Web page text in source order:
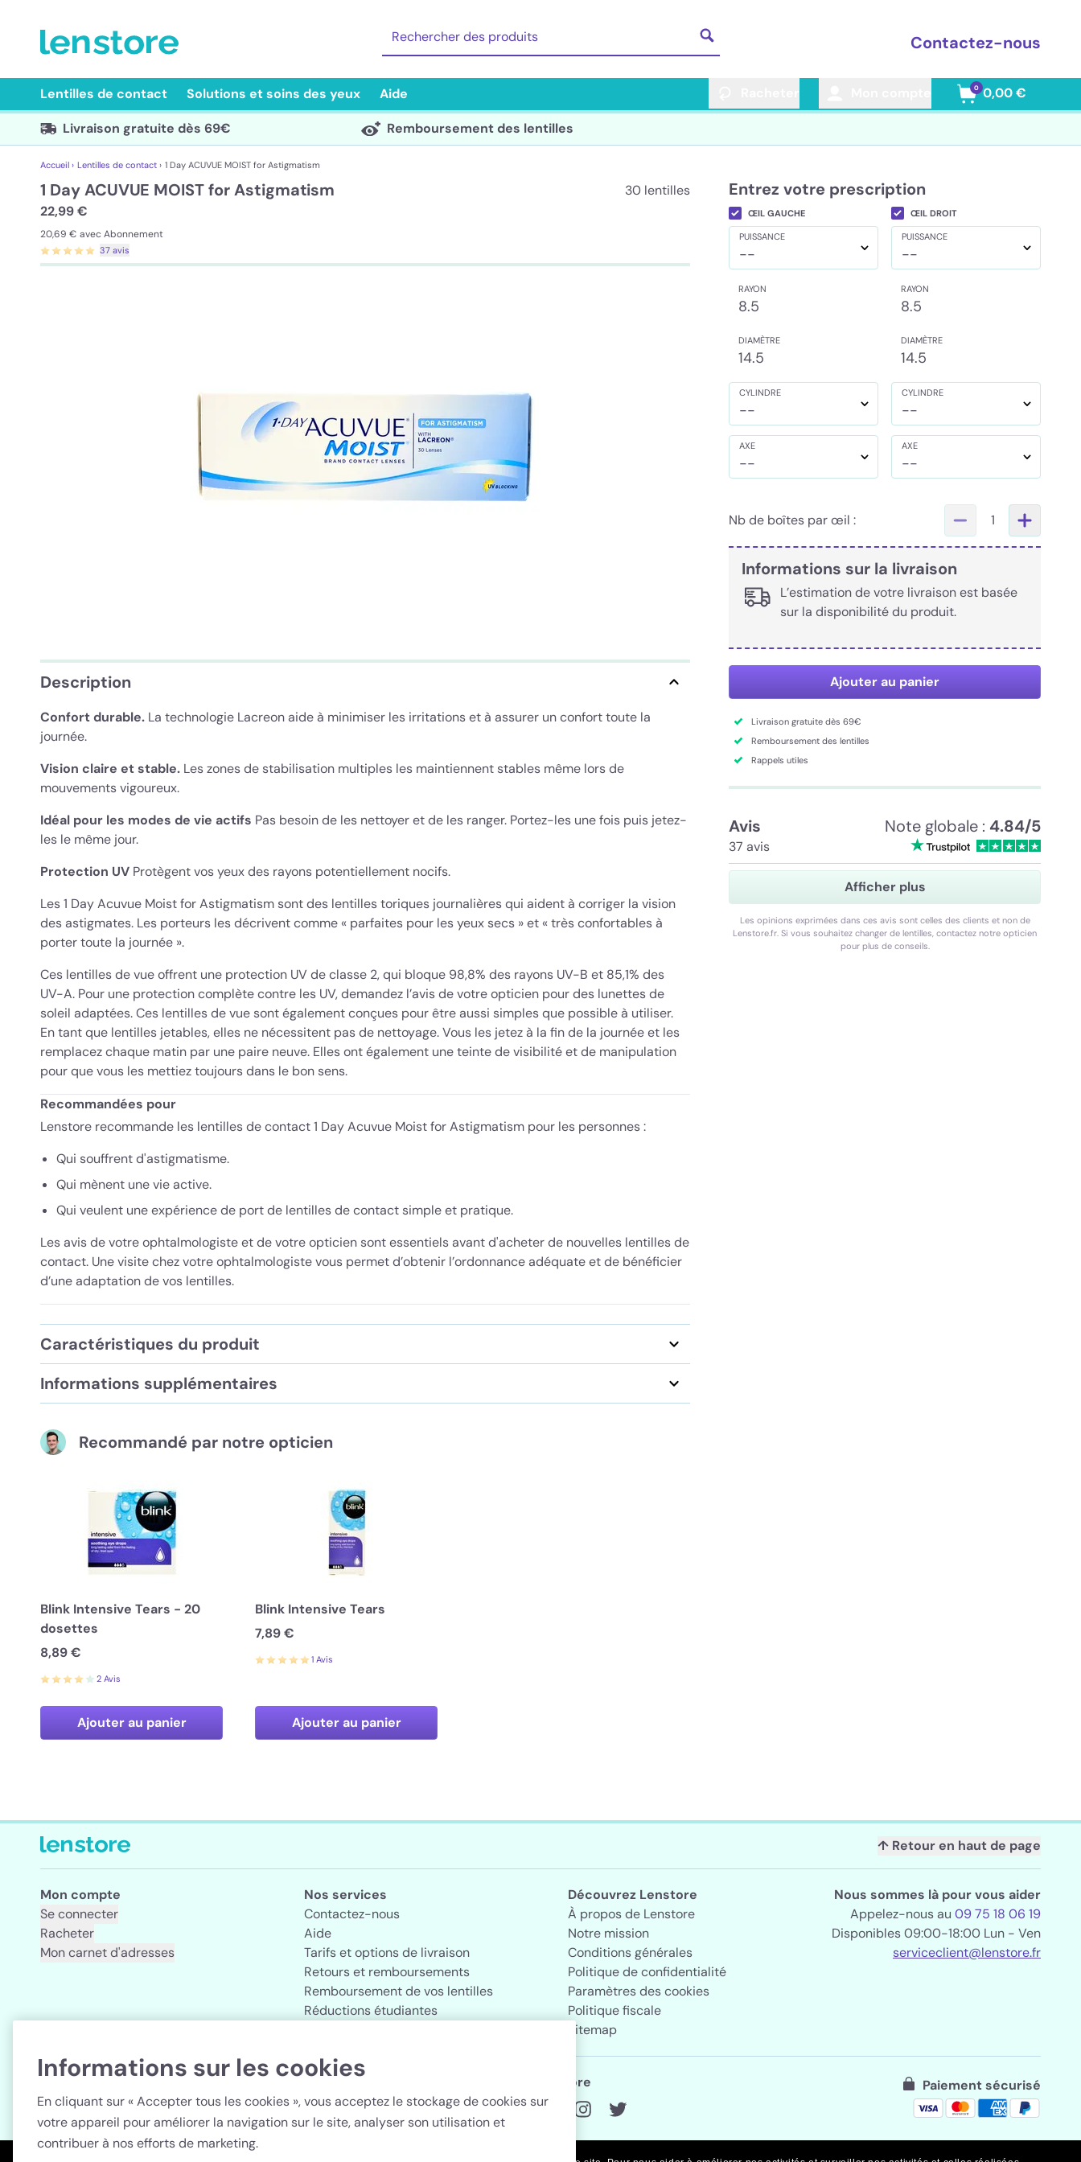
Contactez-nous
Lentilles de contact Solutions et soins des yeux Aide 0 0,00 €
Livraison gratuite dès 69€ Remboursement des lentilles
Accueil › Lentilles de contact › 1 Day ACUVUE MOIST for Astigmatism
1 Day ACUVUE MOIST for Astigmatism
22,99 €
20,69 € avec Abonnement
37 avis
30 lentilles
Description
Confort durable. La technologie Lacreon aide à minimiser les irritations et à assurer un confort toute la
journée.
Vision claire et stable. Les zones de stabilisation multiples les maintiennent stables même lors de
mouvements vigoureux.
Idéal pour les modes de vie actifs Pas besoin de les nettoyer et de les ranger. Portez-les une fois puis jetez-
les le même jour.
Protection UV Protègent vos yeux des rayons potentiellement nocifs.
Les 1 Day Acuvue Moist for Astigmatism sont des lentilles toriques journalières qui aident à corriger la vision
des astigmates. Les porteurs les décrivent comme « parfaites pour les yeux secs » et « très confortables à
porter toute la journée ».
Ces lentilles de vue offrent une protection UV de classe 2, qui bloque 98,8% des rayons UV-B et 85,1% des
UV-A. Pour une protection complète contre les UV, demandez l’avis de votre opticien pour des lunettes de
soleil adaptées. Ces lentilles de vue sont également conçues pour être aussi simples que possible à utiliser.
En tant que lentilles jetables, elles ne nécessitent pas de nettoyage. Vous les jetez à la fin de la journée et les
remplacez chaque matin par une paire neuve. Elles ont également une teinte de visibilité et de manipulation
pour que vous les mettiez toujours dans le bon sens.
Recommandées pour
Lenstore recommande les lentilles de contact 1 Day Acuvue Moist for Astigmatism pour les personnes :
Qui souffrent d'astigmatisme.
Qui mènent une vie active.
Qui veulent une expérience de port de lentilles de contact simple et pratique.
Les avis de votre ophtalmologiste et de votre opticien sont essentiels avant d'acheter de nouvelles lentilles de
contact. Une visite chez votre ophtalmologiste vous permet d’obtenir l’ordonnance adéquate et de bénéficier
d’une adaptation de vos lentilles.
Caractéristiques du produit
Informations supplémentaires
Recommandé par notre opticien
Blink Intensive Tears - 20
dosettes
8,89 €
2 Avis
Ajouter au panier
Blink Intensive Tears
7,89 €
1 Avis
Ajouter au panier
Entrez votre prescription
ŒIL GAUCHE ŒIL DROIT
PUISSANCE
--
PUISSANCE
--
RAYON
8.5
RAYON
8.5
DIAMÈTRE
14.5
DIAMÈTRE
14.5
CYLINDRE
--
CYLINDRE
--
AXE
--
AXE
--
Nb de boîtes par œil : 1
Informations sur la livraison
L’estimation de votre livraison est basée
sur la disponibilité du produit.
Ajouter au panier
Livraison gratuite dès 69€
Remboursement des lentilles
Rappels utiles
Avis
37 avis
Note globale : 4.84/5
Afficher plus
Les opinions exprimées dans ces avis sont celles des clients et non de
Lenstore.fr. Si vous souhaitez changer de lentilles, contactez notre opticien
pour plus de conseils.
↑ Retour en haut de page
Mon compte
Se connecter
Racheter
Mon carnet d'adresses
Nos services
Contactez-nous
Aide
Tarifs et options de livraison
Retours et remboursements
Remboursement de vos lentilles
Réductions étudiantes
Découvrez Lenstore
À propos de Lenstore
Notre mission
Conditions générales
Politique de confidentialité
Paramètres des cookies
Politique fiscale
Sitemap
Nous sommes là pour vous aider
Appelez-nous au 09 75 18 06 19
Disponibles 09:00-18:00 Lun - Ven
serviceclient@lenstore.fr
Suivez Lenstore Paiement sécurisé
Informations sur les cookies
En cliquant sur « Accepter tous les cookies », vous acceptez le stockage de cookies sur
votre appareil pour améliorer la navigation sur le site, analyser son utilisation et
contribuer à nos efforts de marketing.